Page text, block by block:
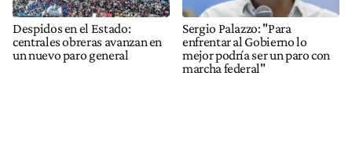
Despidos en el Estado:
centrales obreras avanzan en
un nuevo paro general
Sergio Palazzo: "Para
enfrentar al Gobierno lo
mejor podría ser un paro con
marcha federal"